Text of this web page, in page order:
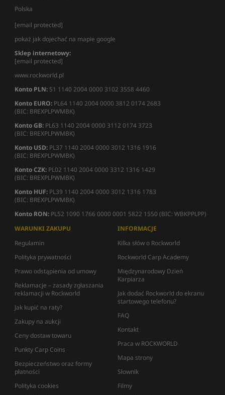
Polska
[email protected]
pokaż jak dojechać na mapie google
Sklep internetowy:
[email protected]
www.rockworld.pl
Konto PLN: 51 1140 2004 0000 3102 3558 4460
Konto EURO: PL64 1140 2004 0000 3812 0174 2683
(BIC: BREXPLPWMBK)
Konto GB: PL63 1140 2004 0000 3112 0174 3723
(BIC: BREXPLPWMBK)
Konto USD: PL37 1140 2004 0000 3012 1316 1916
(BIC: BREXPLPWMBK)
Konto CZK: PL02 1140 2004 0000 3312 1316 1429
(BIC: BREXPLPWMBK)
Konto HUF: PL39 1140 2004 0000 3012 1316 1783
(BIC: BREXPLPWMBK)
Konto RON: PL52 1090 1766 0000 0001 5822 1550 (BIC: WBKPPLPP)
WARUNKI ZAKUPU
Regulamin
Polityka prywatności
Prawo odstąpienia od umowy
Reklamacje – zasady zgłaszania
reklamacji w Rockworld
Jak kupić na raty?
Zakupy na aukcji
Ceny dostaw towaru
Punkty Carp Coins
Bezpieczeństwo oraz formy
płatności
Polityka cookies
INFORMACJE
Kilka słów o Rockworld
Rockworld Carp Academy
Międzynarodowy Dzień
Karpiarza
Jak dodać Rockworld do ekranu
startowego telefonu?
FAQ
Kontakt
Praca w ROCKWORLD
Mapa strony
Słownik
Filmy